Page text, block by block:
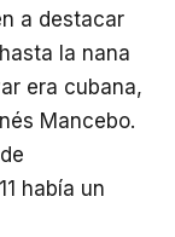
a destacar
la nana
era cubana,
Mancebo.
había un